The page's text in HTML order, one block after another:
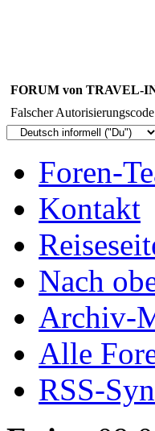
FORUM von TRAVEL-
Falscher
Foren-
Kontakt
Nach
Archiv-
Alle
RSS-